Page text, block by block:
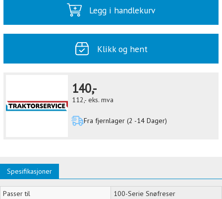
Legg i handlekurv
Klikk og hent
140,-
112,- eks. mva
Fra fjernlager (2 -14 Dager)
Spesifikasjoner
Passer til
100-Serie Snøfreser